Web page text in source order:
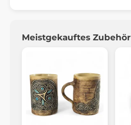
Meistgekauftes Zubehör